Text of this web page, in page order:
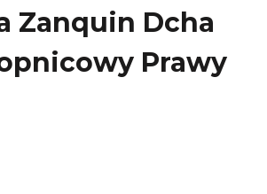
Zanquin Dcha
Prawy